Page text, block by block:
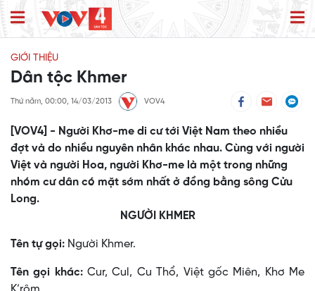
GIỚI THIỆU
Dân tộc Khmer
Thứ năm, 00:00, 14/03/2013 VOV4
[VOV4] - Người Khơ-me di cư tới Việt Nam theo nhiều
đợt và do nhiều nguyên nhân khác nhau. Cùng với người
Việt và người Hoa, người Khơ-me là một trong những
nhóm cư dân có mặt sớm nhất ở đồng bằng sông Cửu
Long.
NGƯỜI KHMER
Tên tự gọi: Người Khmer.
Tên gọi khác:Cur, Cul, Cu Thổ, Việt gốc Miên, Khơ Me